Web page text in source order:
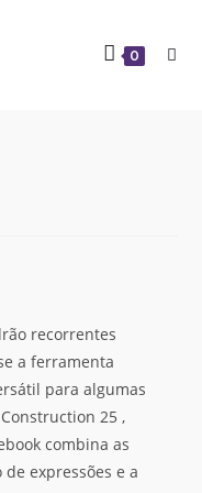
0
recorrentes
a ferramenta
para algumas
25 ,
combina as
expressões e a